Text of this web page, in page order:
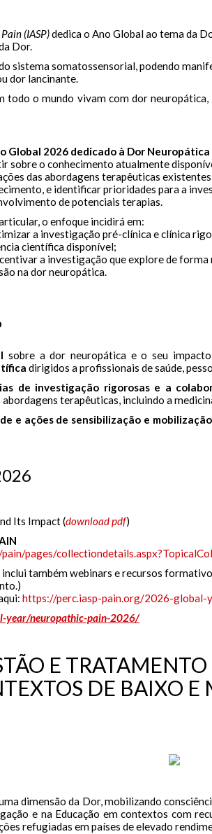
(IASP)dedica o Ano Global ao tema da
Dor.
sistema somatossensorial, podendo
dor lancinante.
todo o mundo vivam com dor
Global 2026 dedicado à Dor Neuropática
sobre o conhecimento atualmente
das abordagens terapêuticas
e identificar prioridades para a
de potenciais terapias.
o enfoque incidirá em:
a investigação pré-clínica e clínica
científica disponível;
a investigação que explore de
na dor neuropática.
sobre a dor neuropática e o seu
dirigidos a profissionais de saúde,
de investigação rigorosas e a
terapêuticas, incluindo a
e ações de sensibilização e mobilização
Its Impact (download pdf)
pages/
inclui também webinars e recursos
https://perc.iasp-pain.org/2026-global-
year/neuropathic-pain-2026/
E
DE BAIXO
dimensão da Dor, mobilizando
e na Educação em contextos com
refugiadas em países de elevado